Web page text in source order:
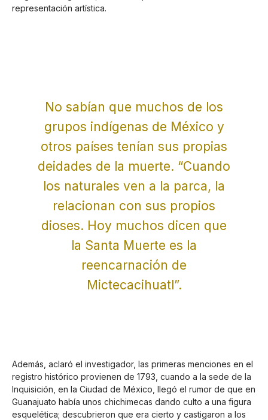
representación artística.
No sabían que muchos de los
grupos indígenas de México y
otros países tenían sus propias
deidades de la muerte. “Cuando
los naturales ven a la parca, la
relacionan con sus propios
dioses. Hoy muchos dicen que
la Santa Muerte es la
reencarnación de
Mictecacihuatl”.
Además, aclaró el investigador, las primeras menciones en el
registro histórico provienen de 1793, cuando a la sede de la
Inquisición, en la Ciudad de México, llegó el rumor de que en
Guanajuato había unos chichimecas dando culto a una figura
esquelética; descubrieron que era cierto y castigaron a los